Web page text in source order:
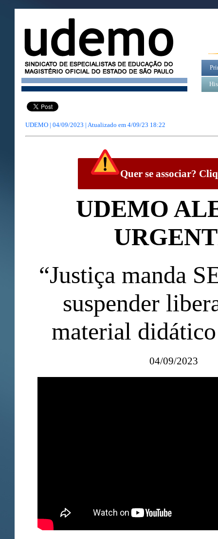
UDEMO | 04/09/2023 | Atualizado em 4/09/23 18:22
Quer se associar?
UDEMO
“Justiça manda
suspender
material
04/09/2023